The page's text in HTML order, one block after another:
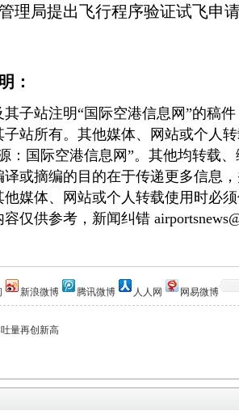
理局提出飞行程序验证试飞申
：
站注明“国际空港信息网”的稿件
子站所有。其他媒体、网站或个人
：国际空港信息网”。其他均转载
译或摘编的目的在于传递更多信息
他媒体、网站或个人转载使用时必
仅供参考，新闻纠错
新浪微博 腾讯微博 人人网 网易微博
量再创新高